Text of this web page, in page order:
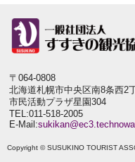
〒064-0808
北海道札幌市中央区南8条西2
市民活動プラザ星園304
TEL:011-518-2005
E-Mail:
Copyright © SUSUKINO TOURIST